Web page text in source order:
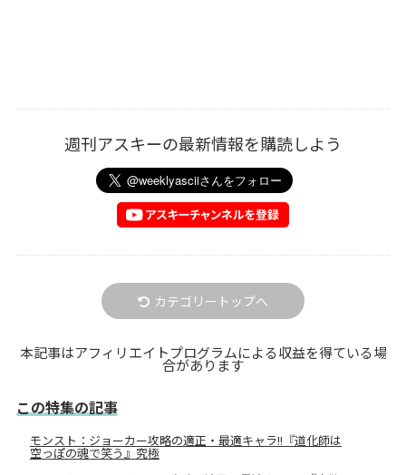
週刊アスキーの最新情報を購読しよう
カテゴリートップへ
本記事はアフィリエイトプログラムによる収益を得ている場
合があります
この特集の記事
モンスト：ジョーカー攻略の適正・最適キャラ!!『道化師は
空っぽの魂で笑う』究極